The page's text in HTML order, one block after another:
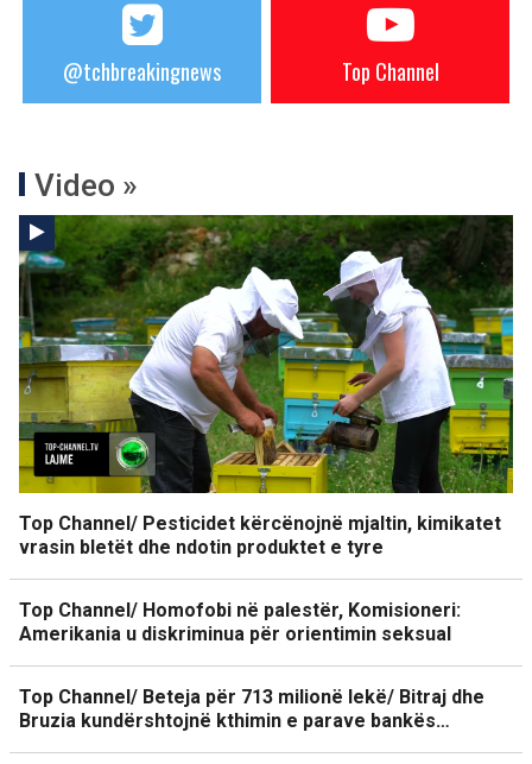
@tchbreakingnews Top Channel
Video »
Top Channel/ Pesticidet kërcënojnë mjaltin, kimikatet
vrasin bletët dhe ndotin produktet e tyre
Top Channel/ Homofobi në palestër, Komisioneri:
Amerikania u diskriminua për orientimin seksual
Top Channel/ Beteja për 713 milionë lekë/ Bitraj dhe
Bruzia kundërshtojnë kthimin e parave bankës…